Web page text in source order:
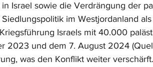
Israel sowie die Verdrängung der
im Westjordanland
Israels mit 40.000
2023 und dem 7. August 2024
was den Konflikt weiter